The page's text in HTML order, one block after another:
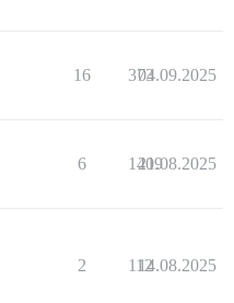
16 373
04.09.2025
6 1409
21.08.2025
2 112
14.08.2025